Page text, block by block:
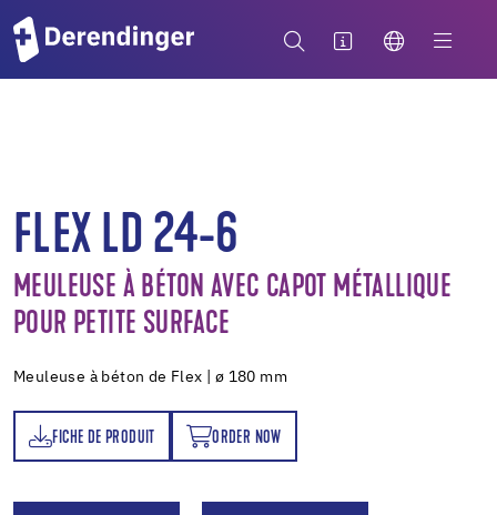
FLEX LD 24-6
MEULEUSE À BÉTON AVEC CAPOT MÉTALLIQUE
POUR PETITE SURFACE
Meuleuse à béton de Flex | ø 180 mm
FICHE DE PRODUIT ORDER NOW
ORDER NOW